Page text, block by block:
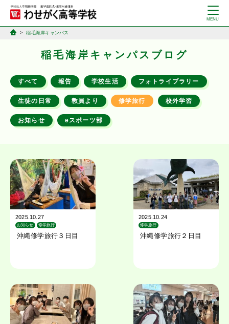
稲毛海岸キャンパス
稲毛海岸キャンパスブログ
すべて 報告 学校生活 フォトライブラリー
生徒の日常 教員より 修学旅行 校外学習
お知らせ eスポーツ部
2025.10.27
お知らせ 修学旅行
沖縄修学旅行３日目
2025.10.24
修学旅行
沖縄修学旅行２日目